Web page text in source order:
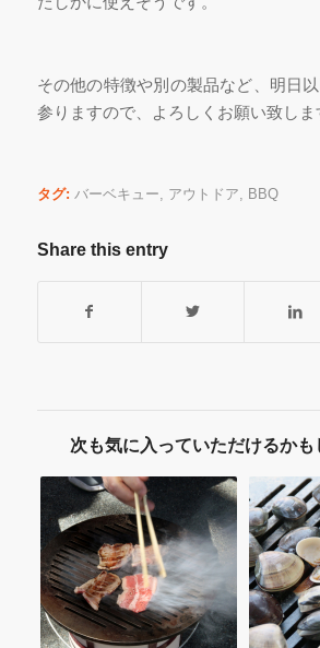
その他の特徴や別の製品など、明日
参りますので、よろしくお願い致しま
タグ: バーベキュー, アウトドア, BBQ
Share this entry
次も気に入っていただけるかも